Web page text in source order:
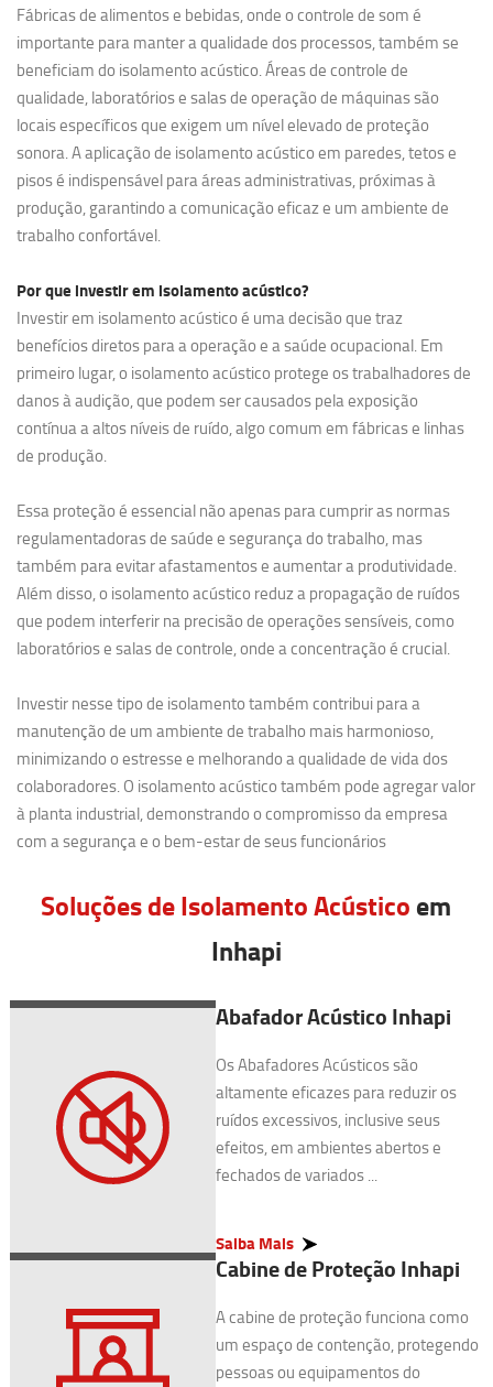
Fábricas de alimentos e bebidas, onde o controle de som é
importante para manter a qualidade dos processos, também se
beneficiam do isolamento acústico. Áreas de controle de
qualidade, laboratórios e salas de operação de máquinas são
locais específicos que exigem um nível elevado de proteção
sonora. A aplicação de isolamento acústico em paredes, tetos e
pisos é indispensável para áreas administrativas, próximas à
produção, garantindo a comunicação eficaz e um ambiente de
trabalho confortável.
Por que investir em isolamento acústico?
Investir em isolamento acústico é uma decisão que traz
benefícios diretos para a operação e a saúde ocupacional. Em
primeiro lugar, o isolamento acústico protege os trabalhadores de
danos à audição, que podem ser causados pela exposição
contínua a altos níveis de ruído, algo comum em fábricas e linhas
de produção.
Essa proteção é essencial não apenas para cumprir as normas
regulamentadoras de saúde e segurança do trabalho, mas
também para evitar afastamentos e aumentar a produtividade.
Além disso, o isolamento acústico reduz a propagação de ruídos
que podem interferir na precisão de operações sensíveis, como
laboratórios e salas de controle, onde a concentração é crucial.
Investir nesse tipo de isolamento também contribui para a
manutenção de um ambiente de trabalho mais harmonioso,
minimizando o estresse e melhorando a qualidade de vida dos
colaboradores. O isolamento acústico também pode agregar valor
à planta industrial, demonstrando o compromisso da empresa
com a segurança e o bem-estar de seus funcionários
Soluções de Isolamento Acústico em
Inhapi
Abafador Acústico Inhapi
Os Abafadores Acústicos são
altamente eficazes para reduzir os
ruídos excessivos, inclusive seus
efeitos, em ambientes abertos e
fechados de variados ...
Saiba Mais
Cabine de Proteção Inhapi
A cabine de proteção funciona como
um espaço de contenção, protegendo
pessoas ou equipamentos do